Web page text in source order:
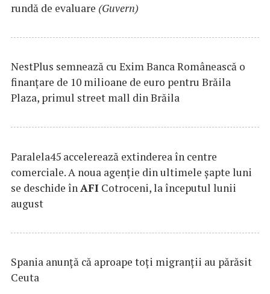
rundă de evaluare (Guvern)
NestPlus semnează cu Exim Banca Românească o
finanțare de 10 milioane de euro pentru Brăila
Plaza, primul street mall din Brăila
Paralela45 accelerează extinderea în centre
comerciale. A noua agenție din ultimele șapte luni
se deschide înAFI Cotroceni, la începutul lunii
august
Spania anunţă că aproape toţi migranţii au părăsit
Ceuta